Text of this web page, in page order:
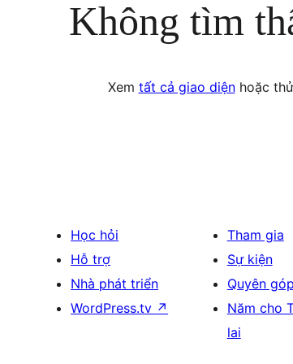
Không tìm
Xem tất cả giao diệnhoặc
Học hỏi
Hỗ trợ
Nhà phát triển
WordPress.tv ↗
Tham gia
Sự kiện
Quyên góp
Năm cho
lai